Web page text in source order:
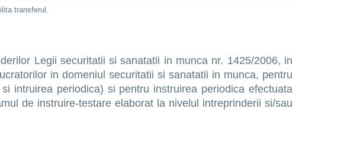
transferul.
Legii securitatii si sanatatii in munca nr. 1425/2006, in
in domeniul securitatii si sanatatii in munca, pentru
intruirea periodica) si pentru instruirea periodica efectuata
de instruire-testare elaborat la nivelul intreprinderii si/sau